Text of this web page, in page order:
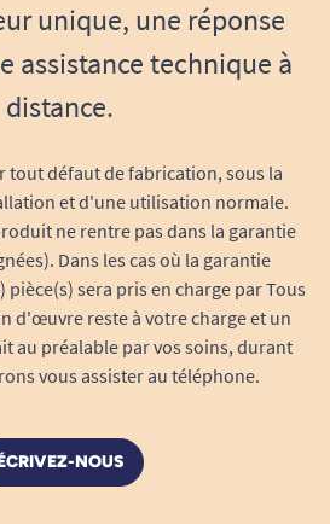
unique, une réponse
assistance technique à
distance.
tout défaut de fabrication, sous la
et d'une utilisation normale.
ne rentre pas dans la garantie
Dans les cas où la garantie
sera pris en charge par Tous
d'œuvre reste à votre charge et un
au préalable par vos soins, durant
vous assister au téléphone.
NOUS